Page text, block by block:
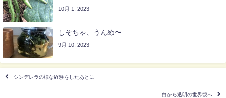
10月 1, 2023
しそちゃ、うんめ〜
9月 10, 2023
シンデレラの様な経験をしたあとに
白から透明の世界観へ